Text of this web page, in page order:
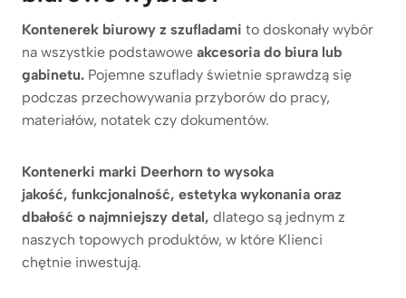
Kontenerek biurowy z szufladami to doskonały wybór
na wszystkie podstawowe akcesoria do biura lub
gabinetu. Pojemne szuflady świetnie sprawdzą się
podczas przechowywania przyborów do pracy,
materiałów, notatek czy dokumentów.
Kontenerki marki Deerhorn to wysoka
jakość, funkcjonalność, estetyka wykonania oraz
dbałość o najmniejszy detal, dlatego są jednym z
naszych topowych produktów, w które Klienci
chętnie inwestują.